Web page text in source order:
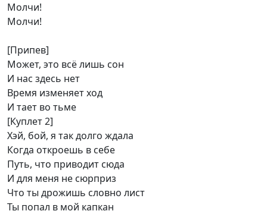
Молчи!
Молчи!
[Припев]
Может, это всё лишь сон
И нас здесь нет
Время изменяет ход
И тает во тьме
[Куплет 2]
Хэй, бой, я так долго ждала
Когда откроешь в себе
Путь, что приводит сюда
И для меня не сюрприз
Что ты дрожишь словно лист
Ты попал в мой капкан